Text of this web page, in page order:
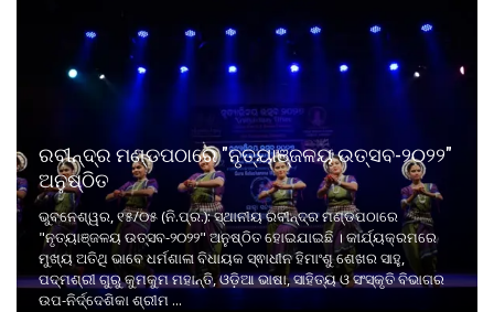
ରବୀନ୍ଦ୍ର ମଣ୍ଡପଠାରେ "ନୃତ୍ୟାଞ୍ଜଳୟ ଉତ୍ସବ-୨୦୨୨"
ଅନୁଷ୍ଠିତ
ଭୁବନେଶ୍ୱର, ୧୫/୦୫ (ନି.ପ୍ର.): ସ୍ଥାନୀୟ ରବୀନ୍ଦ୍ର ମଣ୍ଡପଠାରେ
"ନୃତ୍ୟାଞ୍ଜଳୟ ଉତ୍ସବ-୨୦୨୨" ଅନୁଷ୍ଠିତ ହୋଇଯାଇଛି । କାର୍ଯ୍ୟକ୍ରମରେ
ମୁଖ୍ୟ ଅତିଥି ଭାବେ ଧର୍ମଶାଳା ବିଧାୟକ ସ୍ଵାଧୀନ ହିମାଂଶୁ ଶେଖର ସାହୁ,
ପଦ୍ମଶ୍ରୀ ଗୁରୁ କୁମକୁମ ମହାନ୍ତି, ଓଡ଼ିଆ ଭାଷା, ସାହିତ୍ୟ ଓ ସଂସ୍କୃତି ବିଭାଗର
ଉପ-ନିର୍ଦ୍ଦେଶିକା ଶ୍ରୀମ ...